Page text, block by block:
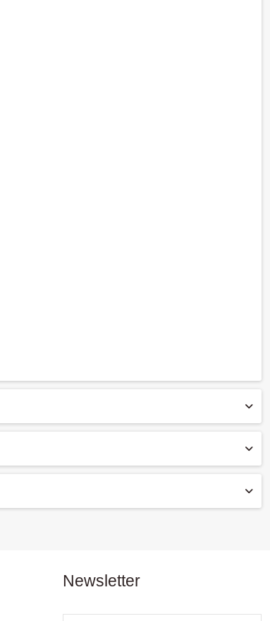
Newsletter